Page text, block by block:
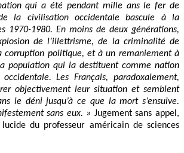
qui a été pendant mille ans le fer de
la civilisation occidentale bascule à la
1970-1980. En moins de deux générations,
de l’illettrisme, de la criminalité de
corruption politique, et à un remaniement à
population qui la destituent comme nation
occidentale. Les Français, paradoxalement,
objectivement leur situation et semblent
le déni jusqu’à ce que la mort s’ensuive.
sans eux. » Jugement sans appel,
du professeur américain de sciences